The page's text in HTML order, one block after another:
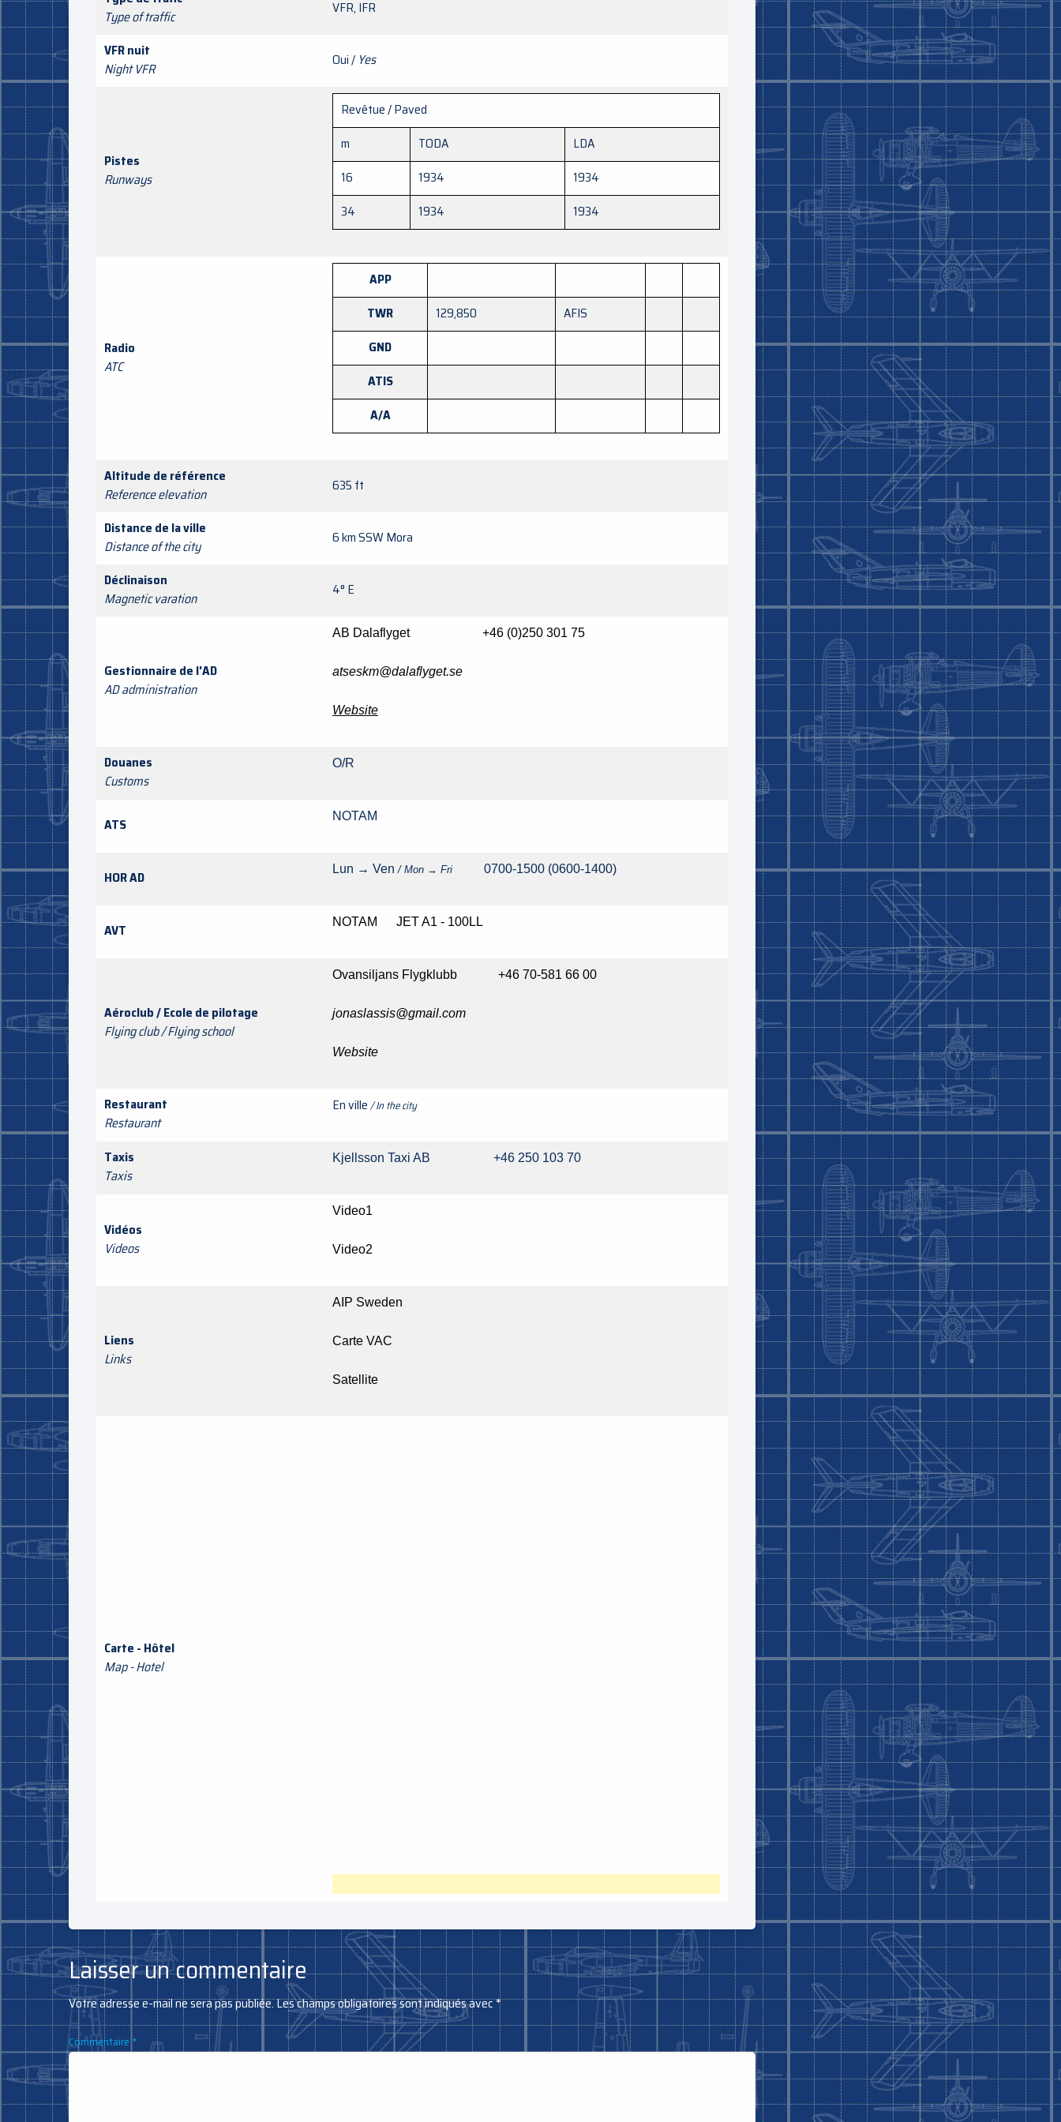
Type of traffic
VFR, IFR
VFR nuit
Night VFR
Oui / Yes
Pistes
Runways
Revêtue / Paved
m
TODA
LDA
16
1934
1934
34
1934 1934
Radio
ATC
APP
TWR
129,850
AFIS
GND
ATIS
A/A
Altitude de référence
Reference elevation
635 ft
Distance de la ville
Distance of the city
6 km SSW Mora
Déclinaison
Magnetic varation
4° E
Gestionnaire de l'AD
AD administration
AB Dalaflyget +46 (0)250 301 75
atseskm@dalaflyget.se
Website
Douanes
Customs
O/R
ATS NOTAM
HOR AD Lun → Ven / Mon → Fri 0700-1500 (0600-1400)
AVT NOTAM JET A1 - 100LL
Aéroclub / Ecole de pilotage
Flying club / Flying school
Ovansiljans Flygklubb +46 70-581 66 00
jonaslassis@gmail.com
Website
Restaurant
Restaurant
En ville/ In the city
Taxis
Taxis
Kjellsson Taxi AB +46 250 103 70
Vidéos
Videos
Video1
Video2
Liens
Links
AIP Sweden
Carte VAC
Satellite
Carte - Hôtel
Map - Hotel
Laisser un commentaire
Votre adresse e-mail ne sera pas publiée.Les champs obligatoires sont indiqués avec*
Commentaire *